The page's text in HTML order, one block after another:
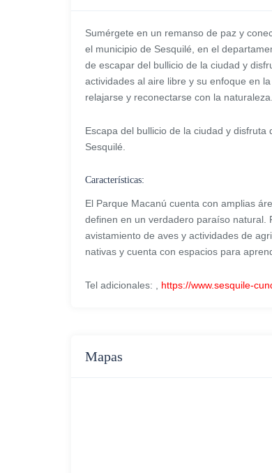
Sumérgete en un remanso de paz y
el municipio de Sesquilé, en el
de escapar del bullicio de la ciudad y
actividades al aire libre y su enfoque en
relajarse y reconectarse con la naturaleza.
Escapa del bullicio de la ciudad y
Sesquilé.
Características:
El Parque Macanú cuenta con amplias
definen en un verdadero paraíso natural.
avistamiento de aves y actividades de
nativas y cuenta con espacios para
Tel adicionales: , https://www.sesquile-
Mapas